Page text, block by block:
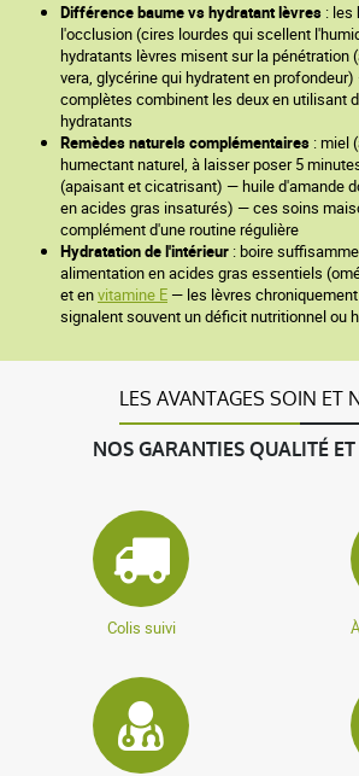
Différence baume vs hydratant lèvres : les
l'occlusion (cires lourdes qui scellent
hydratants lèvres misent sur la pénétration
vera, glycérine qui hydratent en
complètes combinent les deux en utilisant
hydratants
Remèdes naturels complémentaires : miel
humectant naturel, à laisser poser 5
(apaisant et cicatrisant) — huile d'amande
en acides gras insaturés) — ces soins
complément d'une routine régulière
Hydratation de l'intérieur : boire
alimentation en acides gras essentiels
et envitamine E — les lèvres
signalent souvent un déficit nutritionnel ou
LES AVANTAGES SOIN ET
NOS GARANTIES QUALITÉ ET
Colis suivi